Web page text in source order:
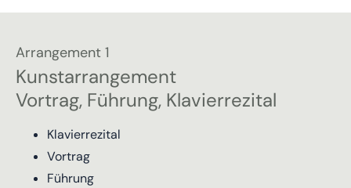
Arrangement 1
Kunstarrangement
Vortrag, Führung, Klavierrezital
Klavierrezital
Vortrag
Führung